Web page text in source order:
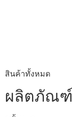
สินค้าทั้งหมด
ผลิตภัณฑ์